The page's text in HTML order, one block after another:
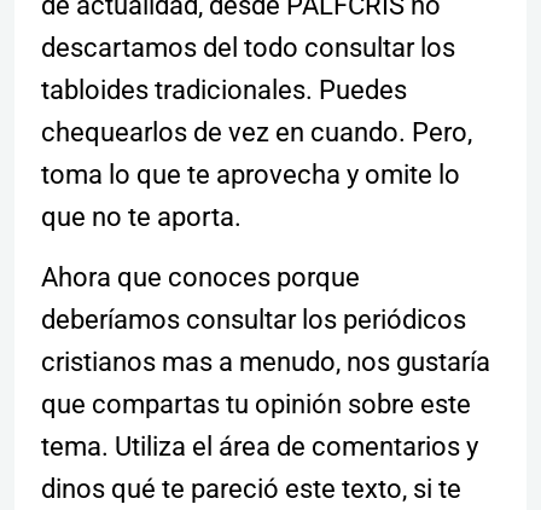
descartamos del todo consultar los
tabloides tradicionales. Puedes
chequearlos de vez en cuando. Pero,
toma lo que te aprovecha y omite lo
que no te aporta.
Ahora que conoces porque
deberíamos consultar los periódicos
cristianos mas a menudo, nos gustaría
que compartas tu opinión sobre este
tema. Utiliza el área de comentarios y
dinos qué te pareció este texto, si te